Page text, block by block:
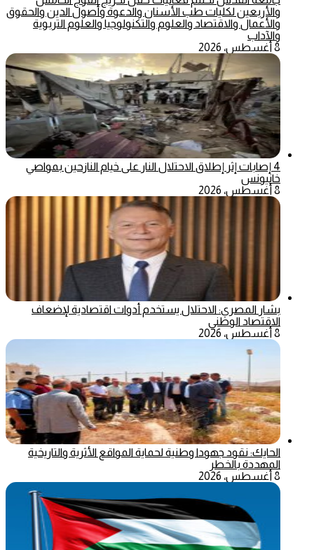
والأربعين لكليات طب الأسنان والدعوة وأصول الدين والحقوق
والأعمال والاقتصاد والعلوم والتكنولوجيا والعلوم التربوية
والآداب
8 أغسطس، 2026
4 إصابات إثر إطلاق الاحتلال النار على خيام النازحين بمواصي
خانيونس
8 أغسطس، 2026
بشار المصري: الاحتلال يستخدم أدوات اقتصادية لإضعاف
الاقتصاد الوطني
8 أغسطس، 2026
الحايك: نقود جهودا وطنية لحماية المواقع الأثرية والتاريخية
المهددة بالخطر
8 أغسطس، 2026